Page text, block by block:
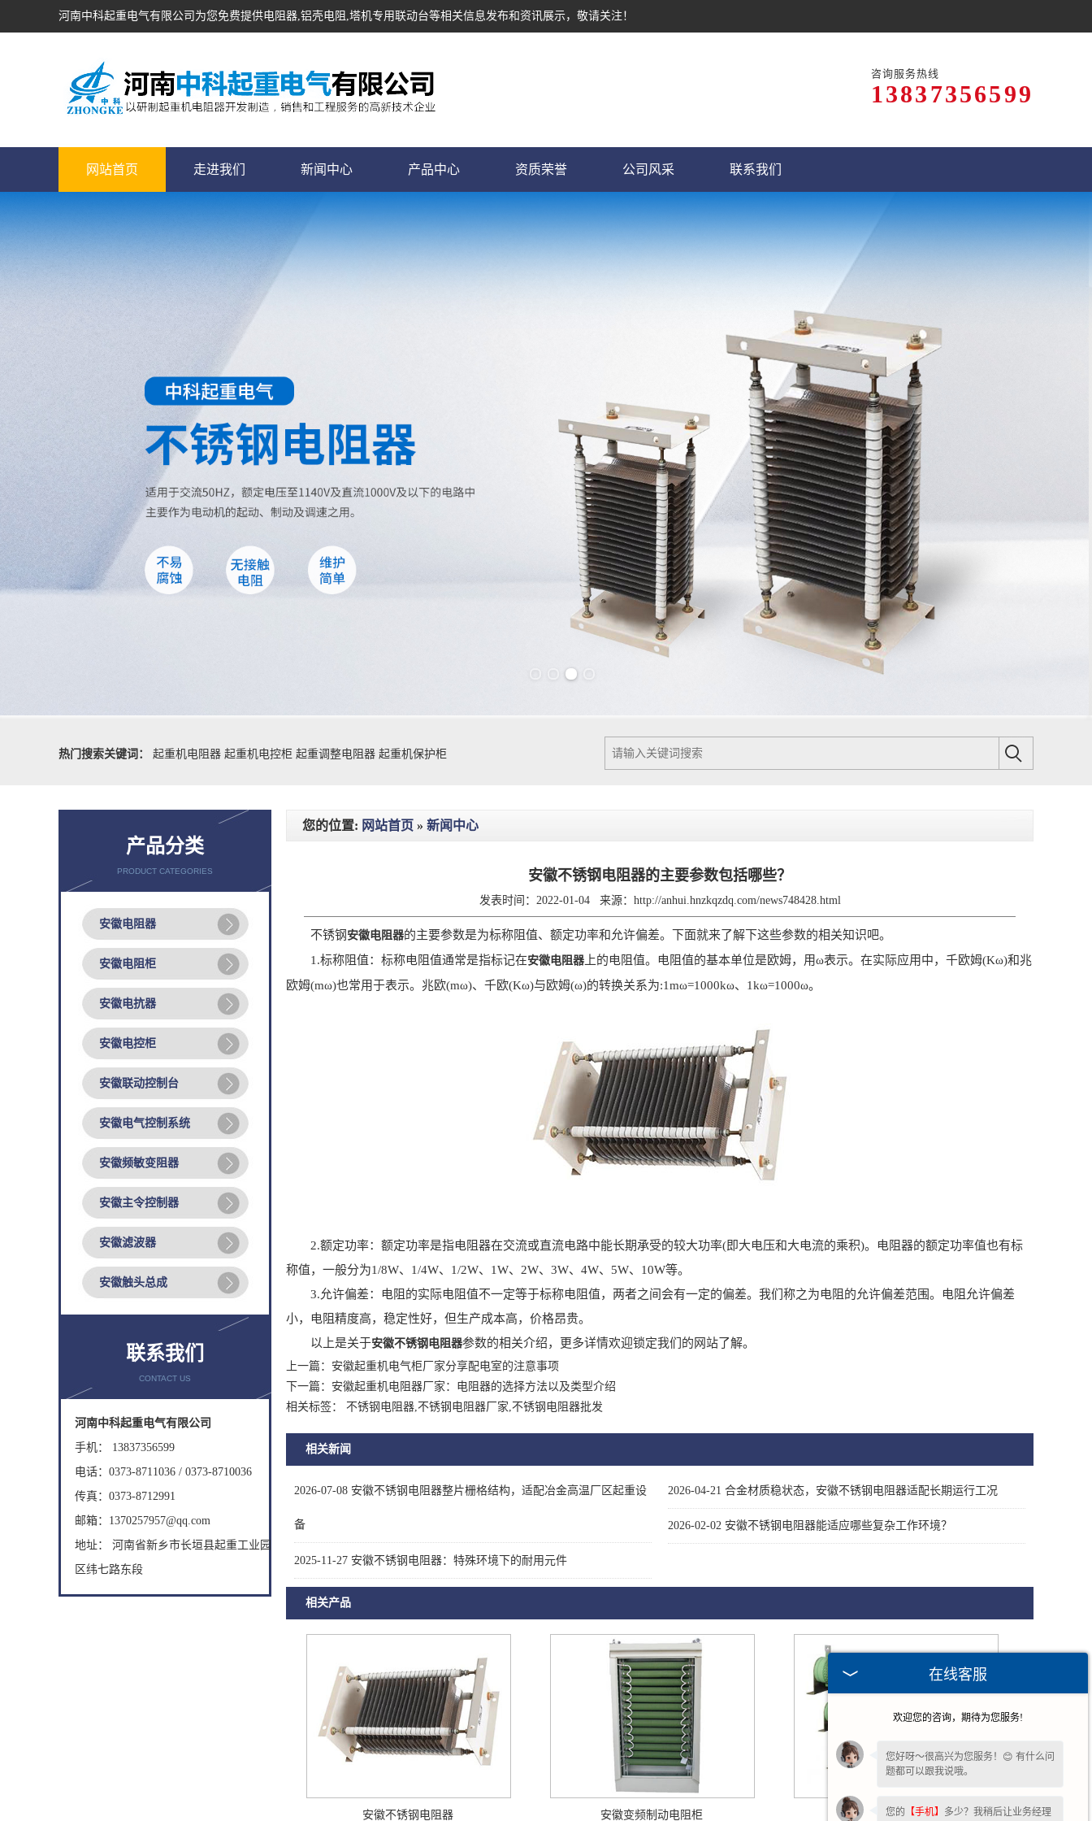
河南中科起重电气有限公司为您免费提供电阻器,铝壳电阻,塔机专用联动台等相关信息发布和资讯展示，敬请关注！
咨询服务热线
13837356599
网站首页 走进我们 新闻中心 产品中心 资质荣誉 公司风采 联系我们
热门搜索关键词：
起重机电阻器 起重机电控柜 起重调整电阻器 起重机保护柜
产品分类
PRODUCT CATEGORIES
安徽电阻器
安徽电阻柜
安徽电抗器
安徽电控柜
安徽联动控制台
安徽电气控制系统
安徽频敏变阻器
安徽主令控制器
安徽滤波器
安徽触头总成
联系我们
CONTACT US
河南中科起重电气有限公司
手机： 13837356599
电话：0373-8711036 / 0373-8710036
传真：0373-8712991
邮箱：1370257957@qq.com
地址： 河南省新乡市长垣县起重工业园
区纬七路东段
您的位置: 网站首页 » 新闻中心
安徽不锈钢电阻器的主要参数包括哪些？
发表时间：2022-01-04 来源： http://anhui.hnzkqzdq.com/news748428.html
不锈钢 安徽电阻器的主要参数是为标称阻值、额定功率和允许偏差。下面就来了解下这些参数的相关知识吧。
1.标称阻值：标称电阻值通常是指标记在安徽电阻器上的电阻值。电阻值的基本单位是欧姆，用ω表示。在实际应用中，千欧姆(Kω)和兆
欧姆(mω)也常用于表示。兆欧(mω)、千欧(Kω)与欧姆(ω)的转换关系为:1mω=1000kω、1kω=1000ω。
2.额定功率：额定功率是指电阻器在交流或直流电路中能长期承受的较大功率(即大电压和大电流的乘积)。电阻器的额定功率值也有标
称值，一般分为1/8W、1/4W、1/2W、1W、2W、3W、4W、5W、10W等。
3.允许偏差：电阻的实际电阻值不一定等于标称电阻值，两者之间会有一定的偏差。我们称之为电阻的允许偏差范围。电阻允许偏差
小，电阻精度高，稳定性好，但生产成本高，价格昂贵。
以上是关于安徽不锈钢电阻器参数的相关介绍，更多详情欢迎锁定我们的网站了解。
上一篇： 安徽起重机电气柜厂家分享配电室的注意事项
下一篇： 安徽起重机电阻器厂家：电阻器的选择方法以及类型介绍
相关标签： 不锈钢电阻器,不锈钢电阻器厂家,不锈钢电阻器批发
相关新闻
2026-07-08 安徽不锈钢电阻器整片栅格结构，适配冶金高温厂区起重设
备
2026-04-21 合金材质稳状态，安徽不锈钢电阻器适配长期运行工况
2026-02-02 安徽不锈钢电阻器能适应哪些复杂工作环境？
2025-11-27 安徽不锈钢电阻器：特殊环境下的耐用元件
相关产品
安徽不锈钢电阻器 安徽变频制动电阻柜 安徽波纹制动电阻
在线客服
欢迎您的咨询，期待为您服务!
您好呀～很高兴为您服务！😊 有什么问
题都可以跟我说哦。
您的 【手机】 多少？我稍后让业务经理